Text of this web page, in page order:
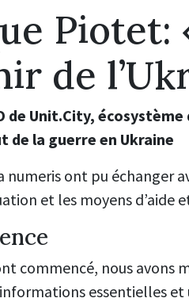
Piotet:
de
de Unit.City,
de la guerre en Ukraine
numeris ont pu échanger
et les moyens d’aide
commencé, nous avons
essentielles et